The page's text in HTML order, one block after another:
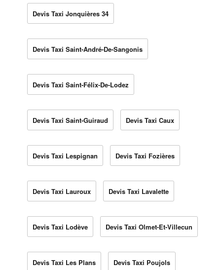
Devis Taxi Jonquières 34
Devis Taxi Saint-André-De-Sangonis
Devis Taxi Saint-Félix-De-Lodez
Devis Taxi Saint-Guiraud Devis Taxi Caux
Devis Taxi Lespignan Devis Taxi Fozières
Devis Taxi Lauroux Devis Taxi Lavalette
Devis Taxi Lodève Devis Taxi Olmet-Et-Villecun
Devis Taxi Les Plans Devis Taxi Poujols